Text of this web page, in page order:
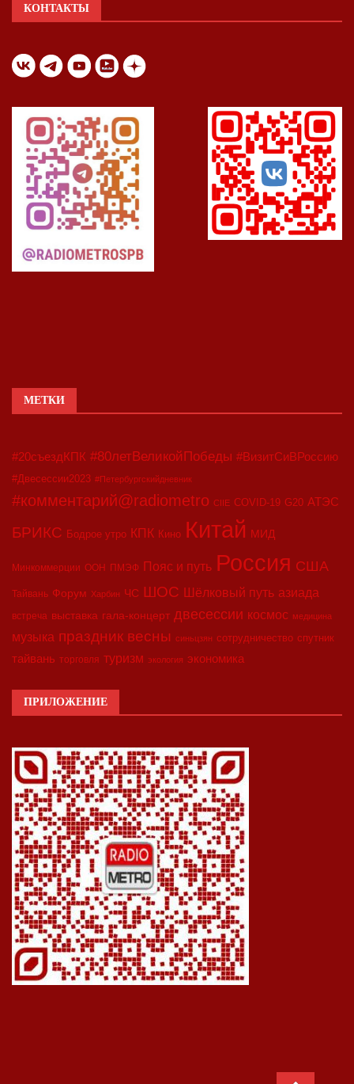
КОНТАКТЫ
МЕТКИ
#20съездКПК #80летВеликойПобеды #ВизитСиВРоссию
#Двесессии2023 #Петербургскийдневник
#комментарий@radiometro CIIE COVID-19 G20 АТЭС
БРИКС Бодрое утро КПК Кино Китай МИД
Минкоммерции ООН ПМЭФ Пояс и путь Россия США
Тайвань Форум Харбин ЧС ШОС Шёлковый путь азиада
встреча выставка гала-концерт двесессии космос медицина
музыка праздник весны синьцзян сотрудничество спутник
тайвань торговля туризм экология экономика
ПРИЛОЖЕНИЕ